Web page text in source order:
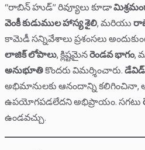
“రాబిన్ హుడ్” రివ్యూలు కూడా
వెంకీ కుడుముల హాస్య శైలి, మరియు
కామెడీ సన్నివేశాలు ప్రశంసలు
లాజిక్ లోపాలు, క్లిష్టమైనరెండవ భాగం,
అనుభూతికొందరు విమర్శించారు.
అభిమానులకు ఆనందాన్ని కలిగించినా,
ఉపయోగపడలేదని అభిప్రాయం. సగటు
ఉండవచ్చు.